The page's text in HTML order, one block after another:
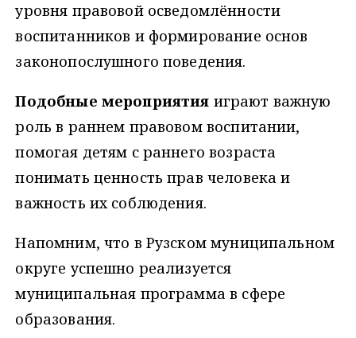
уровня правовой осведомлённости
воспитанников и формирование основ
законопослушного поведения.
Подобные мероприятия играют важную
роль в раннем правовом воспитании,
помогая детям с раннего возраста
понимать ценность прав человека и
важность их соблюдения.
Напомним, что в Рузском муниципальном
округе успешно реализуется
муниципальная программа в сфере
образования.